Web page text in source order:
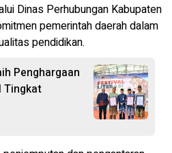
Dinas Perhubungan Kabupaten
pemerintah daerah dalam
pendidikan.
Penghargaan
Tingkat